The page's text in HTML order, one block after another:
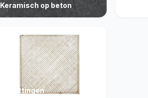
Keramisch op beton
Schuttingen